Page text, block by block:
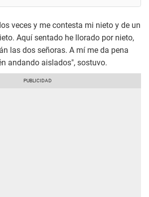
veces y me contesta mi nieto y de un
Aquí sentado he llorado por nieto,
las dos señoras. A mí me da pena
andando aislados", sostuvo.